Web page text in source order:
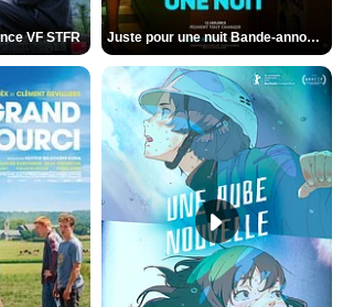
VF STFR Juste pour une nuit Bande-annonce VO STFR